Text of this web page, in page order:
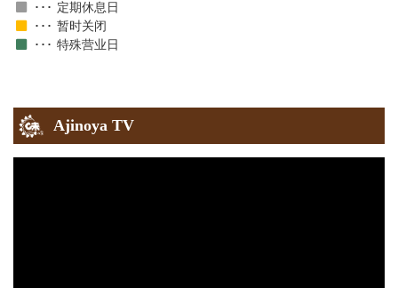
定期休息日
暂时关闭
特殊营业日
Ajinoya TV